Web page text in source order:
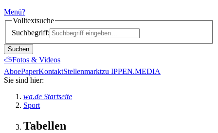
Menü?
Volltextsuche
Suchbegriff:
Suchen
⛅Fotos & Videos
AboePaperKontaktStellenmarktzu IPPEN.MEDIA
Sie sind hier:
wa.de Startseite
Sport
Tabellen